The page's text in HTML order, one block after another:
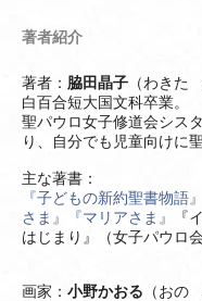
著者紹介
著者： 脇田晶子 （わきた
白百合短大国文科卒業。
聖パウロ女子修道会シス
り、自分でも児童向けに
主な著書：
『子どもの新約聖書物語』
さま』
『マリアさま』
『
はじまり』（女子パウロ会
画家： 小野かおる （おの